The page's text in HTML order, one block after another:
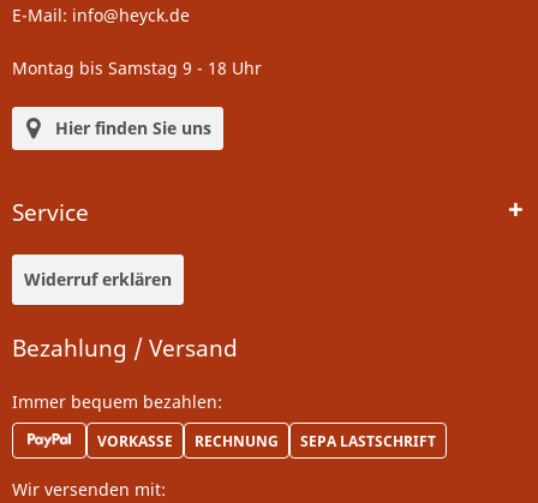
E-Mail: info@heyck.de
Montag bis Samstag 9 - 18 Uhr
Hier finden Sie uns
Service
Widerruf erklären
Bezahlung / Versand
Immer bequem bezahlen:
VORKASSE RECHNUNG SEPA LASTSCHRIFT
Wir versenden mit: